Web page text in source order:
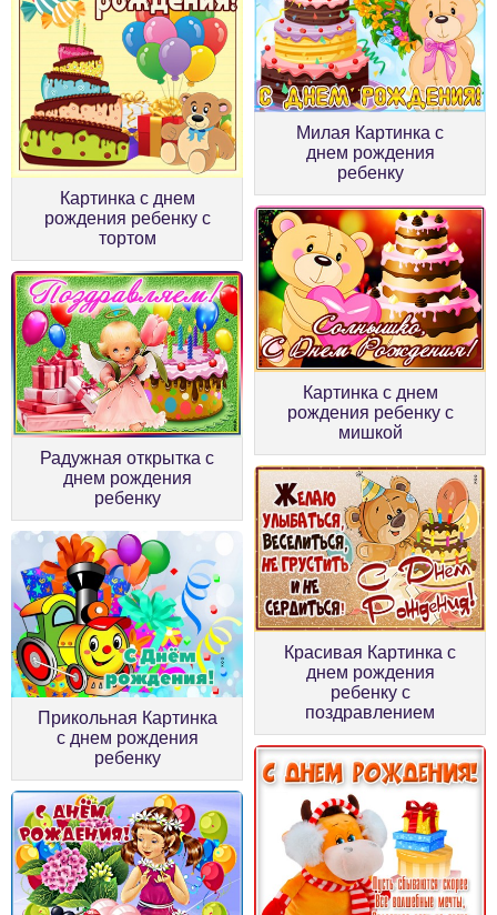
Милая Картинка с
днем рождения
ребенку
Картинка с днем
рождения ребенку с
тортом
Картинка с днем
рождения ребенку с
мишкой
Радужная открытка с
днем рождения
ребенку
Красивая Картинка с
днем рождения
ребенку с
поздравлением
Прикольная Картинка
с днем рождения
ребенку